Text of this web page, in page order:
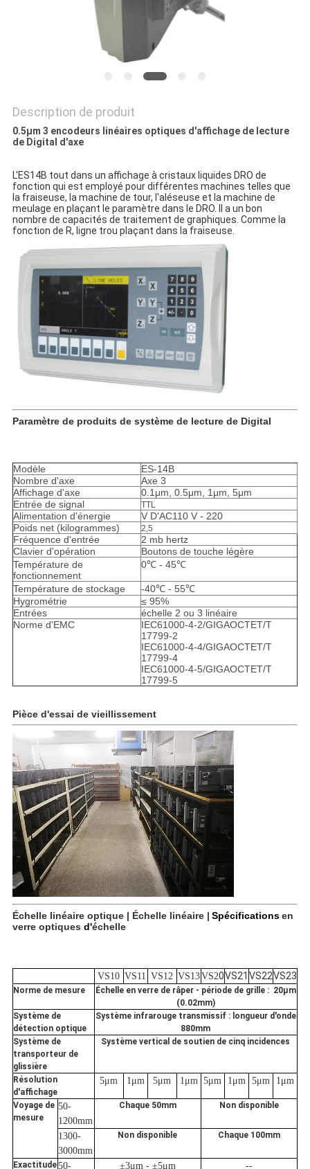
Description de produit
0.5µm 3 encodeurs linéaires optiques d'affichage de lecture
de Digital d'axe
L'ES14B tout dans un affichage à cristaux liquides DRO de
fonction qui est employé pour différentes machines telles que
la fraiseuse, la machine de tour, l'aléseuse et la machine de
meulage en plaçant le paramètre dans le DRO. Il a un bon
nombre de capacités de traitement de graphiques. Comme la
fonction de R, ligne trou plaçant dans la fraiseuse.
Paramètre de produits de système de lecture de Digital
Modèle
ES-14B
Nombre d'axe
Axe 3
Affichage d'axe
0.1μm, 0.5μm, 1μm, 5μm
Entrée de signal
TTL
Alimentation d'énergie
V D'AC110 V - 220
Poids net (kilogrammes)
2,5
Fréquence d'entrée
2 mb hertz
Clavier d'opération
Boutons de touche légère
Température de
fonctionnement
0℃ - 45℃
Température de stockage
-40℃ - 55℃
Hygrométrie
≤ 95%
Entrées
échelle 2 ou 3 linéaire
Norme d'EMC
IEC61000-4-2/GIGAOCTET/T
17799-2
IEC61000-4-4/GIGAOCTET/T
17799-4
IEC61000-4-5/GIGAOCTET/T
17799-5
Pièce d'essai de vieillissement
Échelle linéaire optique | Échelle linéaire | Spécificationsen
verre optiques d'échelle
VS10 VS11 VS12 VS13VS20VS21 VS22VS23
Norme de mesure
Échelle en verre de râper - période de grille : 20μm
(0.02mm)
Système de
détection optique
Système infrarouge transmissif : longueur d'onde
880mm
Système de
transporteur de
glissière
Système vertical de soutien de cinq incidences
Résolution
d'affichage
5μm 1μm 5μm 1μm 5μm 1μm 5μm 1μm
Voyage de
mesure
50-
1200mm
Chaque 50mm Non disponible
1300-
3000mm
Non disponible Chaque 100mm
Exactitude50- ±3μm - ±5μm --